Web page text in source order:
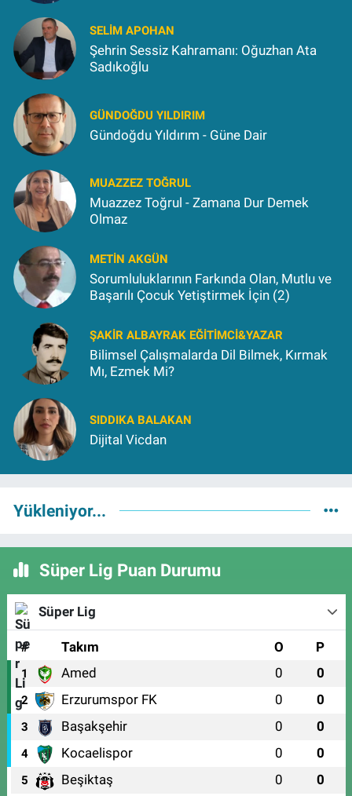
SELIM APOHAN
Şehrin Sessiz Kahramanı: Oğuzhan Ata
Sadıkoğlu
GÜNDOĞDU YILDIRIM
Gündoğdu Yıldırım - Güne Dair
MUAZZEZ TOĞRUL
Muazzez Toğrul - Zamana Dur Demek
Olmaz
METIN AKGÜN
Sorumluluklarının Farkında Olan, Mutlu ve
Başarılı Çocuk Yetiştirmek İçin (2)
ŞAKIR ALBAYRAK EĞITIMCI&YAZAR
Bilimsel Çalışmalarda Dil Bilmek, Kırmak
Mı, Ezmek Mi?
SIDDIKA BALAKAN
Dijital Vicdan
Yükleniyor...
Süper Lig Puan Durumu
Süper Lig
# Takım O P
1 Amed 0 0
2 Erzurumspor FK 0 0
3 Başakşehir 0 0
4 Kocaelispor 0 0
5 Beşiktaş 0 0